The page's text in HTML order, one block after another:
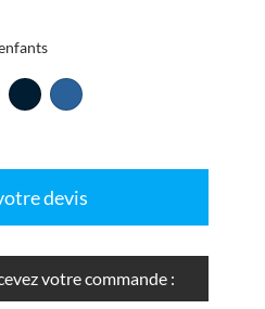
devis
votre commande :